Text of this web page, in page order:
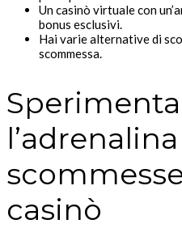
Un casinò virtuale con
bonus esclusivi.
Hai varie alternative di
scommessa.
casinò